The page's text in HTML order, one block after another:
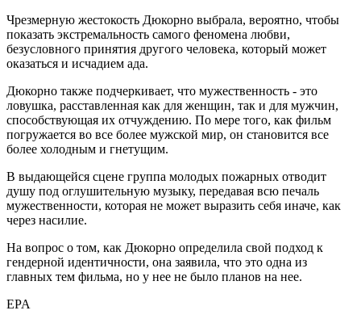
Чрезмерную жестокость Дюкорно выбрала, вероятно, чтобы
показать экстремальность самого феномена любви,
безусловного принятия другого человека, который может
оказаться и исчадием ада.
Дюкорно также подчеркивает, что мужественность - это
ловушка, расставленная как для женщин, так и для мужчин,
способствующая их отчуждению. По мере того, как фильм
погружается во все более мужской мир, он становится все
более холодным и гнетущим.
В выдающейся сцене группа молодых пожарных отводит
душу под оглушительную музыку, передавая всю печаль
мужественности, которая не может выразить себя иначе, как
через насилие.
На вопрос о том, как Дюкорно определила свой подход к
гендерной идентичности, она заявила, что это одна из
главных тем фильма, но у нее не было планов на нее.
EPA